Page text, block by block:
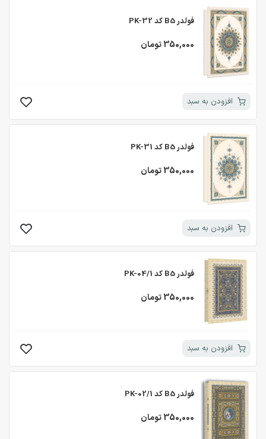
فولدر B5 کد PK-32
350,000 تومان
افزودن به سبد
فولدر B5 کد PK-31
350,000 تومان
افزودن به سبد
فولدر B5 کد PK-04/1
350,000 تومان
افزودن به سبد
فولدر B5 کد PK-02/1
350,000 تومان